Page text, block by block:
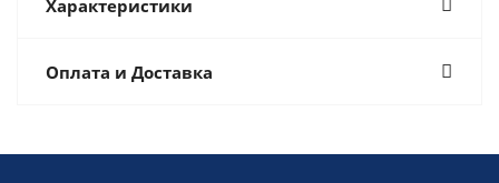
Характеристики
Оплата и Доставка